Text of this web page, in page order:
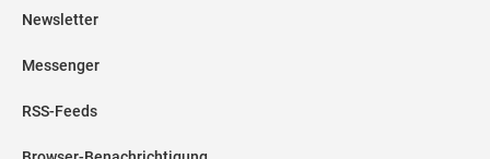
Newsletter
Messenger
RSS-Feeds